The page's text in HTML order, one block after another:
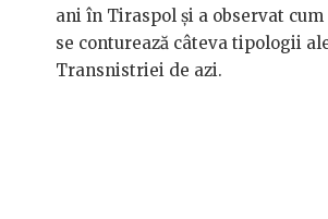
ani în Tiraspol și a observat cum
se conturează câteva tipologii
Transnistriei de azi.